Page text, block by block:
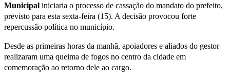
Municipal iniciaria o processo de cassação do mandato do prefeito,
previsto para esta sexta-feira (15). A decisão provocou forte
repercussão política no município.
Desde as primeiras horas da manhã, apoiadores e aliados do gestor
realizaram uma queima de fogos no centro da cidade em
comemoração ao retorno dele ao cargo.